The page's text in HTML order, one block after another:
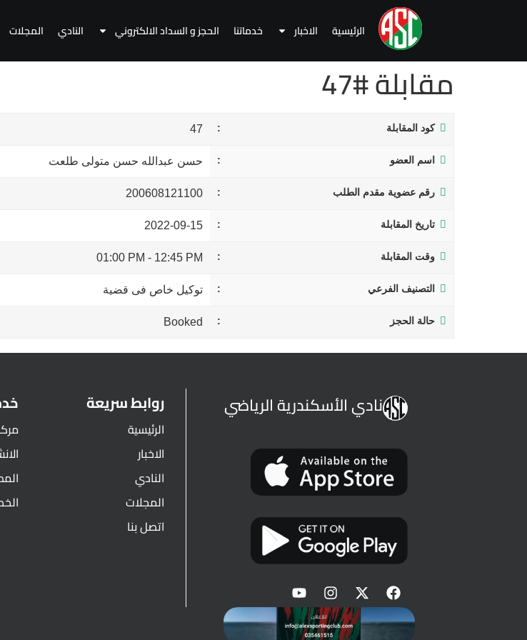
الرئيسية الاخبار خدماتنا الحجز و السداد الالكتروني النادي المجلات
مقابلة #47
كود المقابلة 47
اسم العضو حسن عبدالله حسن متولى طلعت
رقم عضوية مقدم الطلب 200608121100
تاريخ المقابلة 2022-09-15
وقت المقابلة 12:45 PM
-
01:00 PM
التصنيف الفرعي توكيل خاص فى قضية
حالة الحجز Booked
نادي الأسكندرية الرياضي روابط سريعة
الرئيسية
الاخبار
النادي
المجلات
اتصل بنا